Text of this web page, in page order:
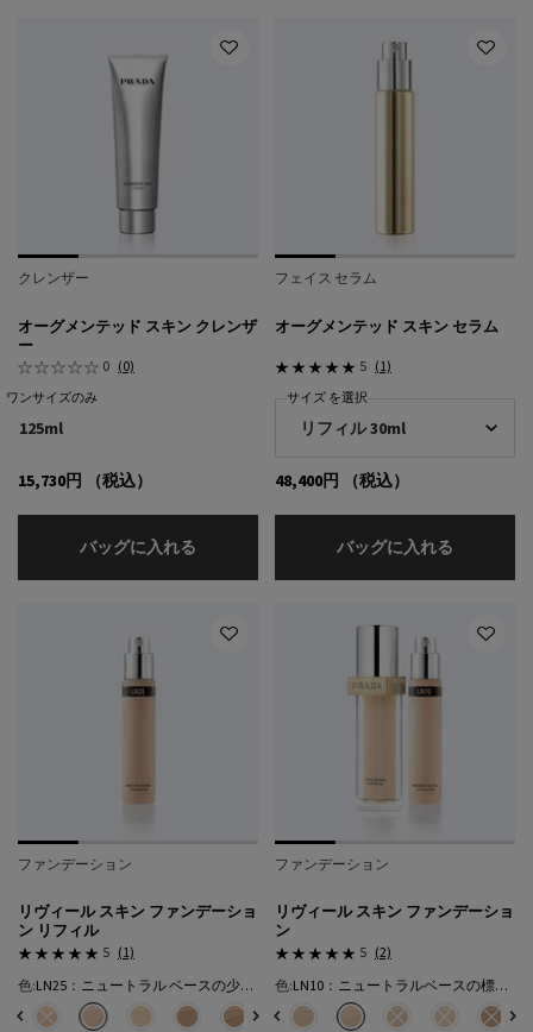
クレンザー
オーグメンテッド スキン クレンザ
ー
0 (0)
ワンサイズのみ
125ml
15,730円 （税込）
バッグに入れる オーグメンテッド スキン クレンザー
フェイス セラム
オーグメンテッド スキン セラム
5 (1)
サイズ を選択
48,400円 （税込）
バッグに入れる
ファンデーション
リヴィール スキン ファンデーショ
ン リフィル
5 (1)
色:
LN25：ニュートラル ベースの少し健康的な色
色を選択してください
{1} の場合
ンは在庫切れです, LC5：クールベースの明るい色​ のカラー リヴィール スキン フ
ーションは在庫切れです, LC10：クール ベースの標準的な色​ のカラー リヴィー
済み
：ニュートラル ベースの明るい色 のカラー リヴィール スキン ファンデーション
選択済み
商品バリエーションは在庫切れです, LN10：ニュートラルベースの標準的な
選択済み
LN25：ニュートラル ベースの少し健康的な色 のカラー リヴィール ス
選択済み
LW5：ウォームベースの明るい色 のカラー リヴィール スキン
選択済み
MN45：ウォームベースの健康的な色 のカラー リヴィ
選択済み
MW50：ウォームベースのとても健康的な色 の
ファンデーション
リヴィール スキン ファンデーショ
ン
5 (2)
色:
LN10：ニュートラルベースの標準的な色★
色を選択してください
{1} の場合
選択済み
LC5：クールベースの明るい色​ のカラー リヴィー
選択済み
LC10：クール ベースの標準的な色​ のカラ
選択済み
LN5：ニュートラル ベースの明るい
選択済み
LN10：ニュートラルベース
選択済み
商品バリエーション
選択済み
商品バリエー
選択済
商品バ